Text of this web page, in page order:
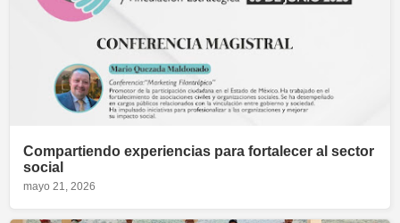
Compartiendo experiencias para fortalecer al sector
social
mayo 21, 2026